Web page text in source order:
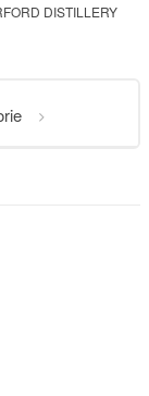
DISTILLERY